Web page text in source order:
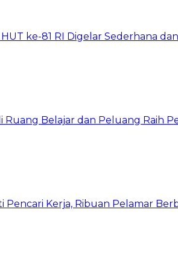
ke-81 RI Digelar Sederhana
Ruang Belajar dan Peluang Raih
Pencari Kerja, Ribuan Pelamar